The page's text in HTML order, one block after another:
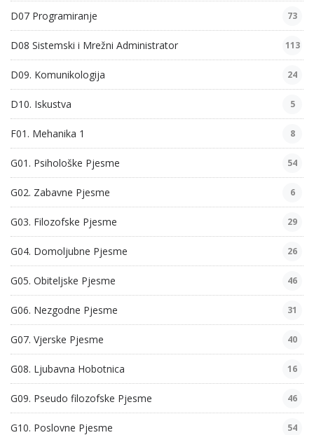
D07 Programiranje 73
D08 Sistemski i Mrežni Administrator 113
D09. Komunikologija 24
D10. Iskustva 5
F01. Mehanika 1 8
G01. Psihološke Pjesme 54
G02. Zabavne Pjesme 6
G03. Filozofske Pjesme 29
G04. Domoljubne Pjesme 26
G05. Obiteljske Pjesme 46
G06. Nezgodne Pjesme 31
G07. Vjerske Pjesme 40
G08. Ljubavna Hobotnica 16
G09. Pseudo filozofske Pjesme 46
G10. Poslovne Pjesme 54